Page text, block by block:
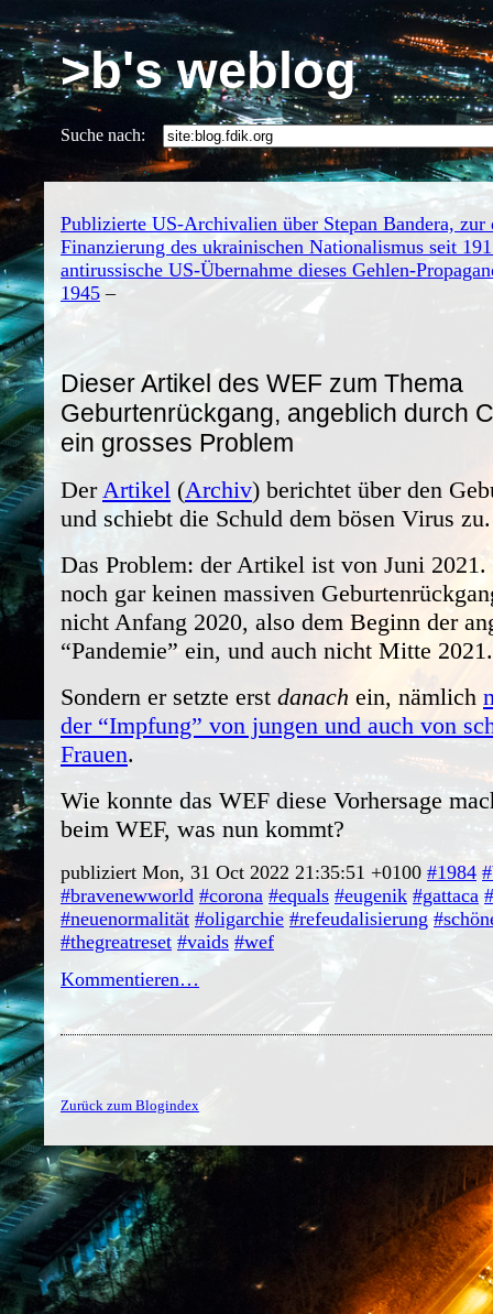
>b's weblog
Suche nach:
Publizierte US-Archivalien über Stepan Bandera, zur
Finanzierung des ukrainischen Nationalismus seit
antirussische US-Übernahme dieses Gehlen-
1945 –
Dieser Artikel des WEF zum Thema
Geburtenrückgang, angeblich durch
ein grosses Problem
Der Artikel (Archiv) berichtet über den
und schiebt die Schuld dem bösen Virus zu.
Das Problem: der Artikel ist von Juni 2021.
noch gar keinen massiven
nicht Anfang 2020, also dem Beginn der
“Pandemie” ein, und auch nicht Mitte 2021.
Sondern er setzte erst danach ein, nämlich
der “Impfung” von jungen und auch von
Frauen.
Wie konnte das WEF diese Vorhersage
beim WEF, was nun kommt?
publiziert Mon, 31 Oct 2022 21:35:51 +0100 #1984
#bravenewworld #corona #equals #eugenik #gattaca
#neuenormalität #oligarchie #refeudalisierung
#thegreatreset #vaids #wef
Kommentieren…
Zurück zum Blogindex